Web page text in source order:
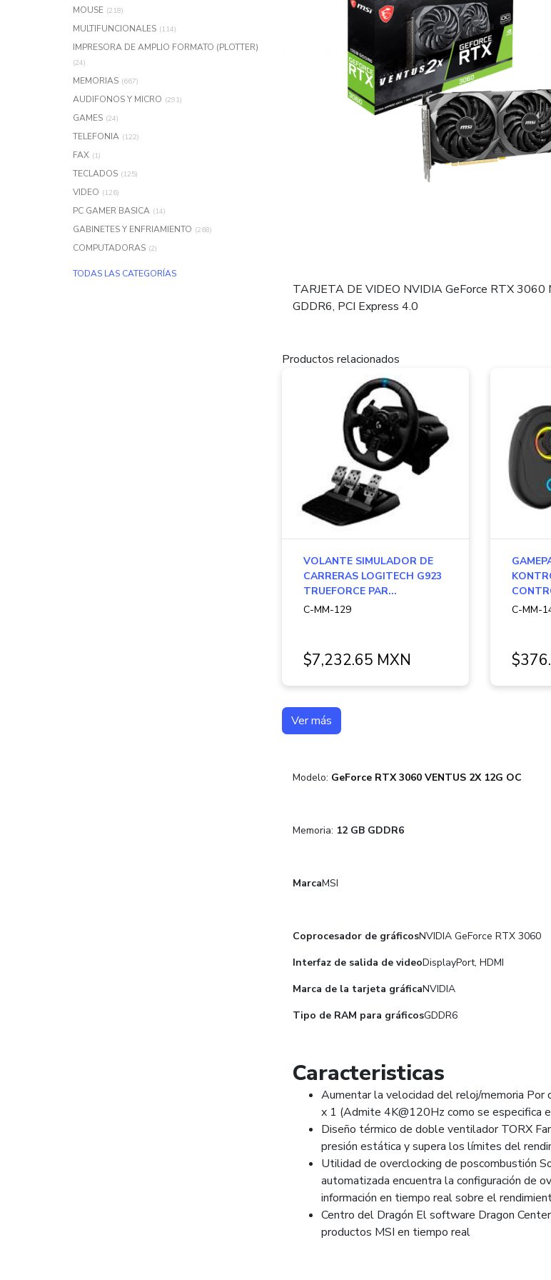
MOUSE (218)
MULTIFUNCIONALES (114)
IMPRESORA DE AMPLIO FORMATO (PLOTTER)
(24)
MEMORIAS (667)
AUDIFONOS Y MICRO (291)
GAMES (24)
TELEFONIA (122)
FAX (1)
TECLADOS (125)
VIDEO (126)
PC GAMER BASICA (14)
GABINETES Y ENFRIAMIENTO (268)
COMPUTADORAS (2)
TODAS LAS CATEGORÍAS
TARJETA DE VIDEO NVIDIA GeForce RTX
GDDR6, PCI Express 4.0
Productos relacionados
VOLANTE SIMULADOR DE
CARRERAS LOGITECH G923
TRUEFORCE PAR...
C-MM-129
$7,232.65 MXN
C-MM-
Ver más
Modelo: GeForce RTX 3060 VENTUS 2X 12G OC
Memoria: 12 GB GDDR6
MarcaMSI
Coprocesador de gráficosNVIDIA GeForce RTX 3060
Interfaz de salida de videoDisplayPort, HDMI
Marca de la tarjeta gráficaNVIDIA
Tipo de RAM para gráficosGDDR6
Caracteristicas
Aumentar la velocidad del reloj/memoria
x 1 (Admite 4K@120Hz como se especifica
Diseño térmico de doble ventilador TORX
presión estática y supera los límites del
Utilidad de overclocking de poscombustión
automatizada encuentra la configuración de
información en tiempo real sobre el
Centro del Dragón El software Dragon
productos MSI en tiempo real